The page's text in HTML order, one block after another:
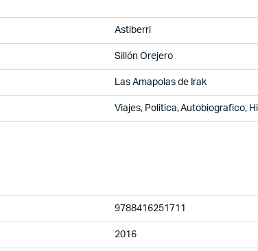
Astiberri
Sillón Orejero
Las Amapolas de Irak
Viajes, Politica, Autobiografico,
9788416251711
2016